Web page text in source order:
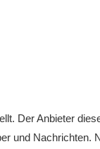
Der Anbieter
und Nachrichten.